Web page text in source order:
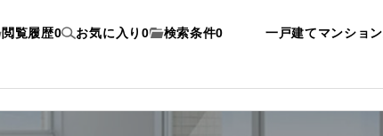
一戸建てマンション
閲覧履歴0 お気に入り 0 検索条件0